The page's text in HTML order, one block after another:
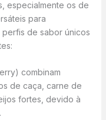
especialmente os de
para
perfis de sabor únicos
combinam
de caça, carne de
fortes, devido à